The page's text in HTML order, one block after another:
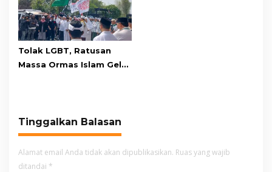
Tolak LGBT, Ratusan
Massa Ormas Islam Gelar
Tinggalkan Balasan
Alamat email Anda tidak akan dipublikasikan. Ruas yang wajib
ditandai *